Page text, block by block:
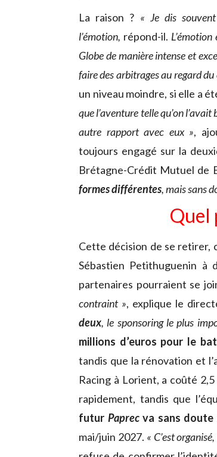
La raison ? « Je dis
l’émotion, répond-il.
Globe de manière intense et
faire des arbitrages au regard
un niveau moindre, si elle a
que l’aventure telle qu’on
autre rapport avec eux »,
toujours engagé sur la
Brétagne-Crédit Mutuel de
formes différentes, mais sans
Quel
Cette décision de se retirer,
Sébastien Petithuguenin à
partenaires pourraient se
contraint », explique le
deux, le sponsoring le plus
millions d’euros pour le
tandis que la rénovation et
Racing à Lorient, a coûté
rapidement, tandis que
futur Paprecva sans doute
mai/juin 2027. « C’est